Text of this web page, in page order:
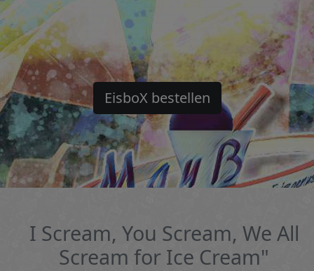
EisboX bestellen
I Scream, You Scream, We All
Scream for Ice Cream"